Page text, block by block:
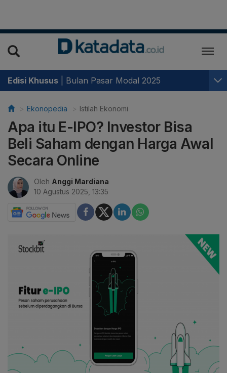
Edisi Khusus Bulan Pasar Modal 2025
Ekonopedia Istilah Ekonomi
Apa itu E-IPO? Investor Bisa
Beli Saham dengan Harga Awal
Secara Online
Oleh Anggi Mardiana
10 Agustus 2025, 13:35